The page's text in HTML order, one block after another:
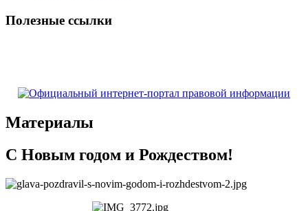
Полезные ссылки
Материалы
С Новым годом и Рождеством!